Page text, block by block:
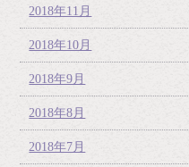
2018年11月
2018年10月
2018年9月
2018年8月
2018年7月